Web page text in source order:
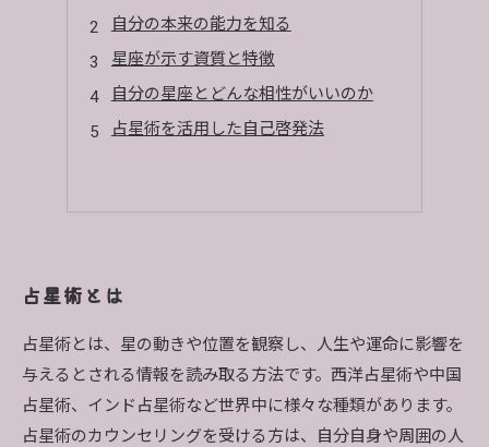
自分の本来の能力を知る
星座が示す資質と特徴
自分の星座とどんな相性がいいのか
占星術を活用した自己啓発法
占星術とは
占星術とは、星の動きや位置を観察し、人生や運命に影響を
与えるとされる情報を読み取る方法です。西洋占星術や中国
占星術、インド占星術など世界中に様々な種類があります。
占星術のカウンセリングを受ける方は、自分自身や周囲の人